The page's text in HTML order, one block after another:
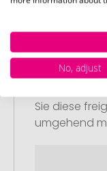
Schritt 3:
Sie erhalten
Sie diese
umgehend
No, adjust